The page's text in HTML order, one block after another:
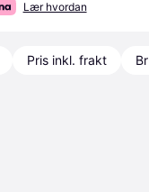
Lær hvordan
Pris inkl. frakt